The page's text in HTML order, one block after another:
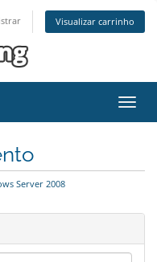
Visualizar carrinho
Server 2008